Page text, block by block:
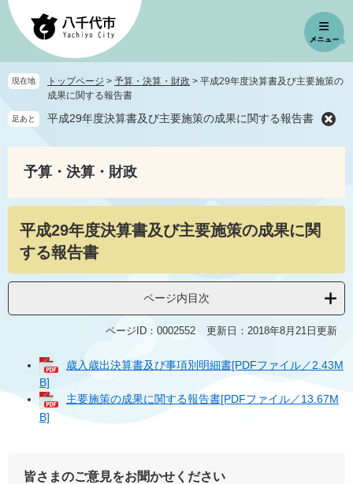
ペ
先
頭
す
メ
を
飛
し
現在地 トップページ > 予算・決算・財政 > 平成29年度決算書及び主要施策の
成果に関する報告書
足あと 平成29年度決算書及び主要施策の成果に関する報告書
予算・決算・財政
平成29年度決算書及び主要施策の成果に関
する報告書
ページ内目次
ページID：0002552 更新日：2018年8月21日更新
歳入歳出決算書及び事項別明細書[PDFファイル／2.43M
B]
主要施策の成果に関する報告書[PDFファイル／13.67M
B]
皆さまのご意見をお聞かせください